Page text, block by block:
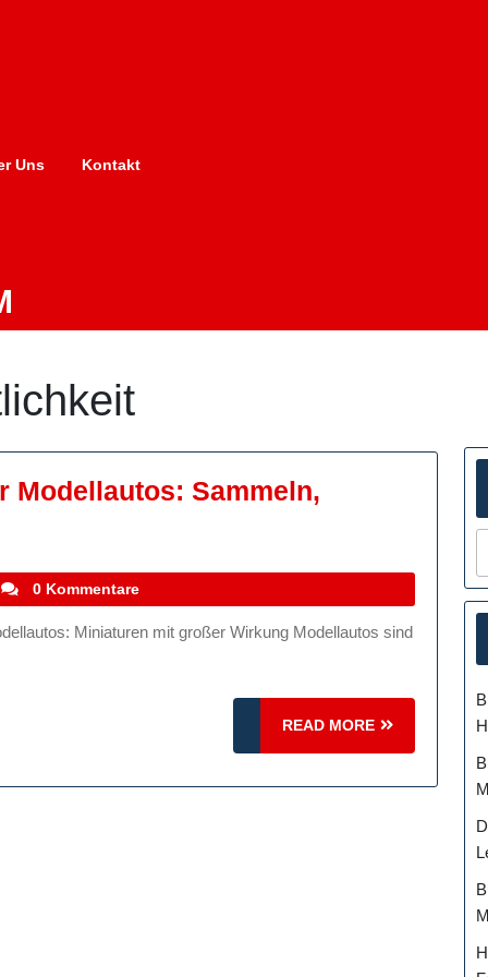
Uns Kontakt
Modellautos: Sammeln,
stefanocoletti
0 Kommentare
READ MORE
READ
MORE